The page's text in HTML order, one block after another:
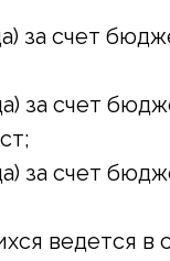
за счет
за счет
за счет
ведется в